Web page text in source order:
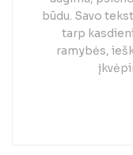
būdu. Savo
tarp
ramybės,